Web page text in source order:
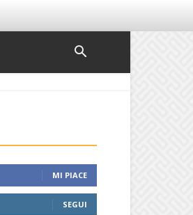
MI PIACE
SEGUI